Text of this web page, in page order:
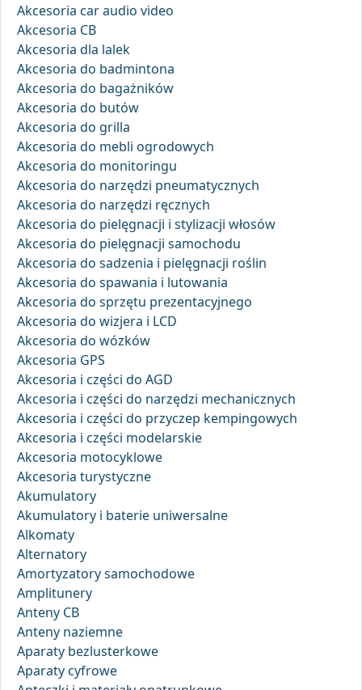
Akcesoria car audio video
Akcesoria CB
Akcesoria dla lalek
Akcesoria do badmintona
Akcesoria do bagażników
Akcesoria do butów
Akcesoria do grilla
Akcesoria do mebli ogrodowych
Akcesoria do monitoringu
Akcesoria do narzędzi pneumatycznych
Akcesoria do narzędzi ręcznych
Akcesoria do pielęgnacji i stylizacji włosów
Akcesoria do pielęgnacji samochodu
Akcesoria do sadzenia i pielęgnacji roślin
Akcesoria do spawania i lutowania
Akcesoria do sprzętu prezentacyjnego
Akcesoria do wizjera i LCD
Akcesoria do wózków
Akcesoria GPS
Akcesoria i części do AGD
Akcesoria i części do narzędzi mechanicznych
Akcesoria i części do przyczep kempingowych
Akcesoria i części modelarskie
Akcesoria motocyklowe
Akcesoria turystyczne
Akumulatory
Akumulatory i baterie uniwersalne
Alkomaty
Alternatory
Amortyzatory samochodowe
Amplitunery
Anteny CB
Anteny naziemne
Aparaty bezlusterkowe
Aparaty cyfrowe